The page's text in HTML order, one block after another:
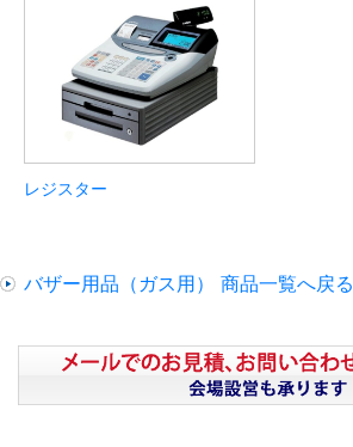
レジスター
バザー用品（ガス用） 商品一覧へ戻る